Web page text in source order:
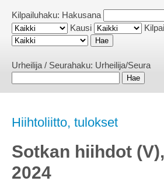
Kilpailuhaku: Hakusana
Kausi
Urheilija / Seurahaku: Urheilija/Seura
Hiihtoliitto, tulokset
Sotkan hiihdot
2024